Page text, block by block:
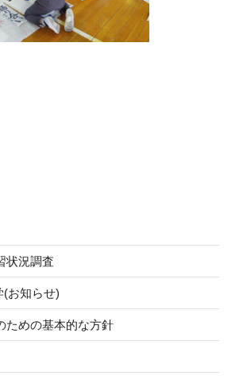
状況調査
(お知らせ)
ための基本的な方針